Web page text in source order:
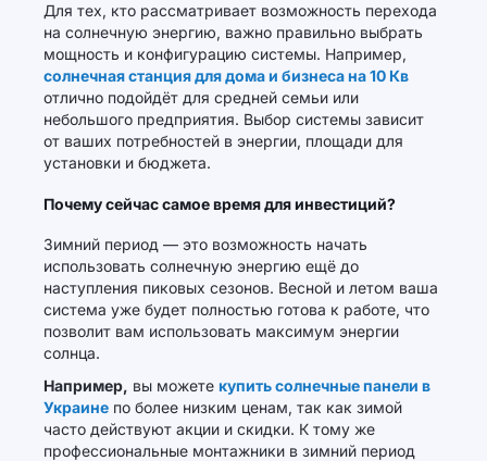
Для тех, кто рассматривает возможность перехода
на солнечную энергию, важно правильно выбрать
мощность и конфигурацию системы. Например,
солнечная станция для дома и бизнеса на 10 Кв
отлично подойдёт для средней семьи или
небольшого предприятия. Выбор системы зависит
от ваших потребностей в энергии, площади для
установки и бюджета.
Почему сейчас самое время для инвестиций?
Зимний период — это возможность начать
использовать солнечную энергию ещё до
наступления пиковых сезонов. Весной и летом ваша
система уже будет полностью готова к работе, что
позволит вам использовать максимум энергии
солнца.
Например, вы можете купить солнечные панели в
Украине по более низким ценам, так как зимой
часто действуют акции и скидки. К тому же
профессиональные монтажники в зимний период